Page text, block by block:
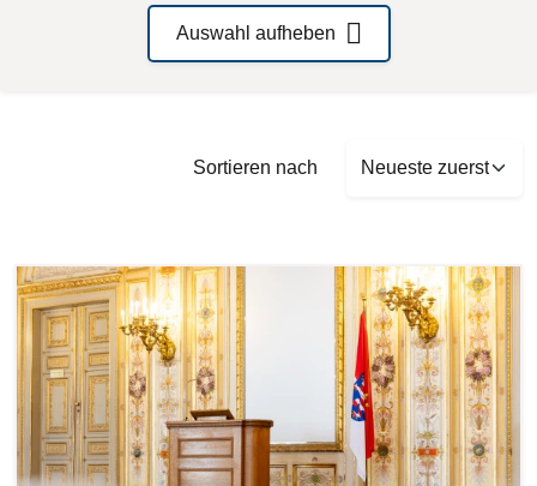
Auswahl aufheben
Sortieren nach
Bilddatei